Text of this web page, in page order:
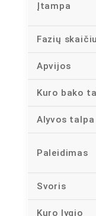
Įtampa
Fazių
Apvijos
Kuro bako
Alyvos talpa
Paleidimas
Svoris
Kuro lygio